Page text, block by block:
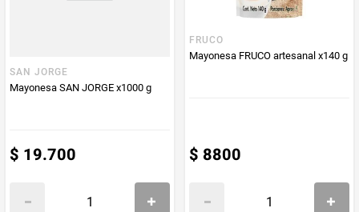
SAN JORGE
Mayonesa SAN JORGE x1000 g
$ 19.700
FRUCO
Mayonesa FRUCO artesanal x140 g
$ 8800